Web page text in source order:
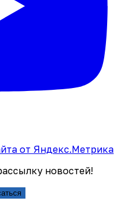
от Яндекс.Метрика
новостей!